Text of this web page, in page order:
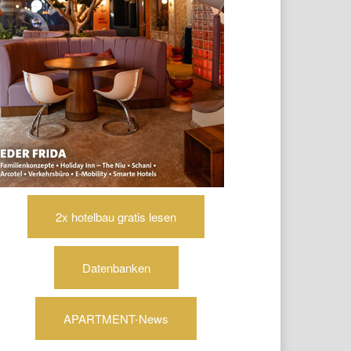
2x hotelbau gratis lesen
Datenbanken
APARTMENT-News